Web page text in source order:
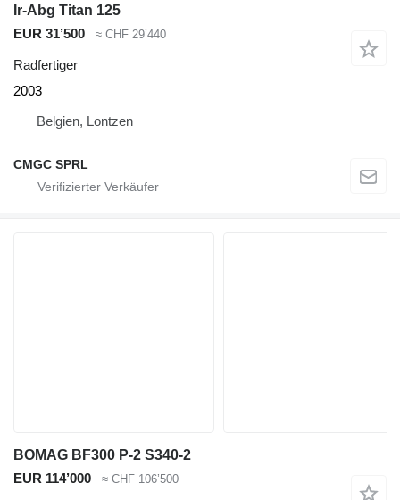
Ir-Abg Titan 125
EUR 31’500
≈ CHF 29’440
Radfertiger
2003
Belgien, Lontzen
CMGC SPRL
BOMAG BF300 P-2 S340-2
EUR 114’000
≈ CHF 106’500